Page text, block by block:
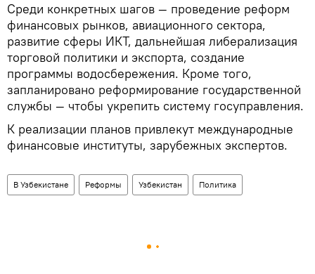
Среди конкретных шагов — проведение реформ
финансовых рынков, авиационного сектора,
развитие сферы ИКТ, дальнейшая либерализация
торговой политики и экспорта, создание
программы водосбережения. Кроме того,
запланировано реформирование государственной
службы — чтобы укрепить систему госуправления.
К реализации планов привлекут международные
финансовые институты, зарубежных экспертов.
В Узбекистане Реформы Узбекистан Политика